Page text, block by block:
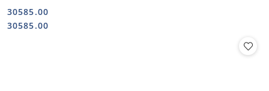
Cena:
30585.00
Cena:
30585.00